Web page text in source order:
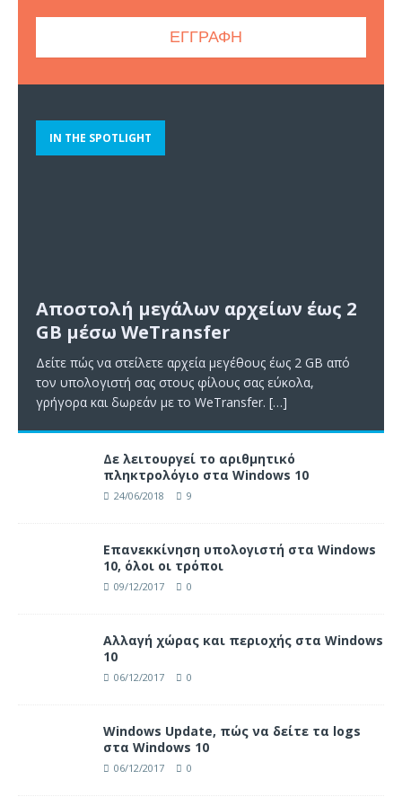
IN THE SPOTLIGHT
Αποστολή μεγάλων αρχείων έως 2
GB μέσω WeTransfer
Δείτε πώς να στείλετε αρχεία μεγέθους έως 2 GB από
τον υπολογιστή σας στους φίλους σας εύκολα,
γρήγορα και δωρεάν με το WeTransfer. […]
Δε λειτουργεί το αριθμητικό
πληκτρολόγιο στα Windows 10
24/06/2018 9
Επανεκκίνηση υπολογιστή στα Windows
10, όλοι οι τρόποι
09/12/2017 0
Αλλαγή χώρας και περιοχής στα Windows
10
06/12/2017 0
Windows Update, πώς να δείτε τα logs
στα Windows 10
06/12/2017 0